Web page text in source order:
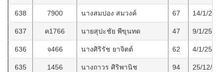
638 7900 นางสมปอง สมวงค์ 67 14/1/
637 ค1766 นายสุปะชัย พีขุนทด 47 9/1/2563
636 จ466 นางศิริรัช ยาจิตต์ 62 4/1/2563
635 1456 นางถาวร ศิริพานิช 94 25/12/